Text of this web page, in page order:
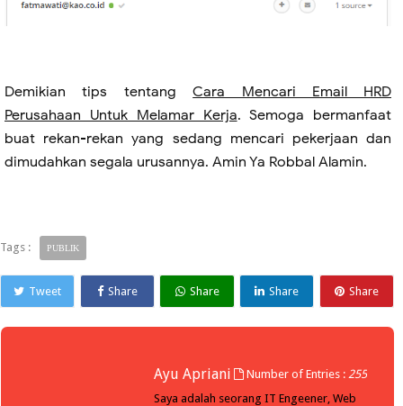
Demikian tips tentangCara Mencari Email HRD
Perusahaan Untuk Melamar Kerja. Semoga bermanfaat
buat rekan-rekan yang sedang mencari pekerjaan dan
dimudahkan segala urusannya. Amin Ya Robbal Alamin.
Tags : PUBLIK
Tweet Share Share Share Share
Ayu Apriani Number of Entries : 255
Saya adalah seorang IT Engeener, Web